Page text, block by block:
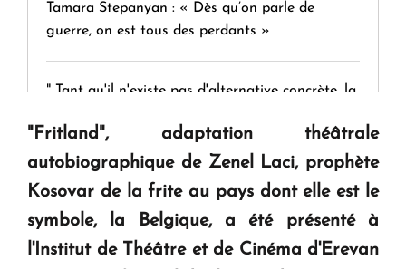
Tamara Stepanyan : « Dès qu’on parle de
guerre, on est tous des perdants »
" Tant qu'il n'existe pas d'alternative concrète, la
KASA : 30 ans d'audace, de résilience et d'avenir
en Arménie
Le premier hôtel Hyatt Regency d'Arménie
"Fritland", adaptation théâtrale
autobiographique de Zenel Laci, prophète
Kosovar de la frite au pays dont elle est le
symbole, la Belgique, a été présenté à
l'Institut de Théâtre et de Cinéma d'Erevan